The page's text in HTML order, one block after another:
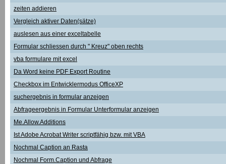
zeiten addieren
Vergleich aktiver Daten(sätze)
auslesen aus einer exceltabelle
Formular schliessen durch " Kreuz" oben rechts
vba formulare mit excel
Da Word keine PDF Export Routine
Checkbox im Entwicklermodus OfficeXP
suchergebnis in formular anzeigen
Abfrageergebnis in Formular Unterformular anzeigen
Me.Allow.Additions
Ist Adobe Acrobat Writer scriptfähig bzw. mit VBA
Nochmal Caption an Rasta
Nochmal Form.Caption und Abfrage